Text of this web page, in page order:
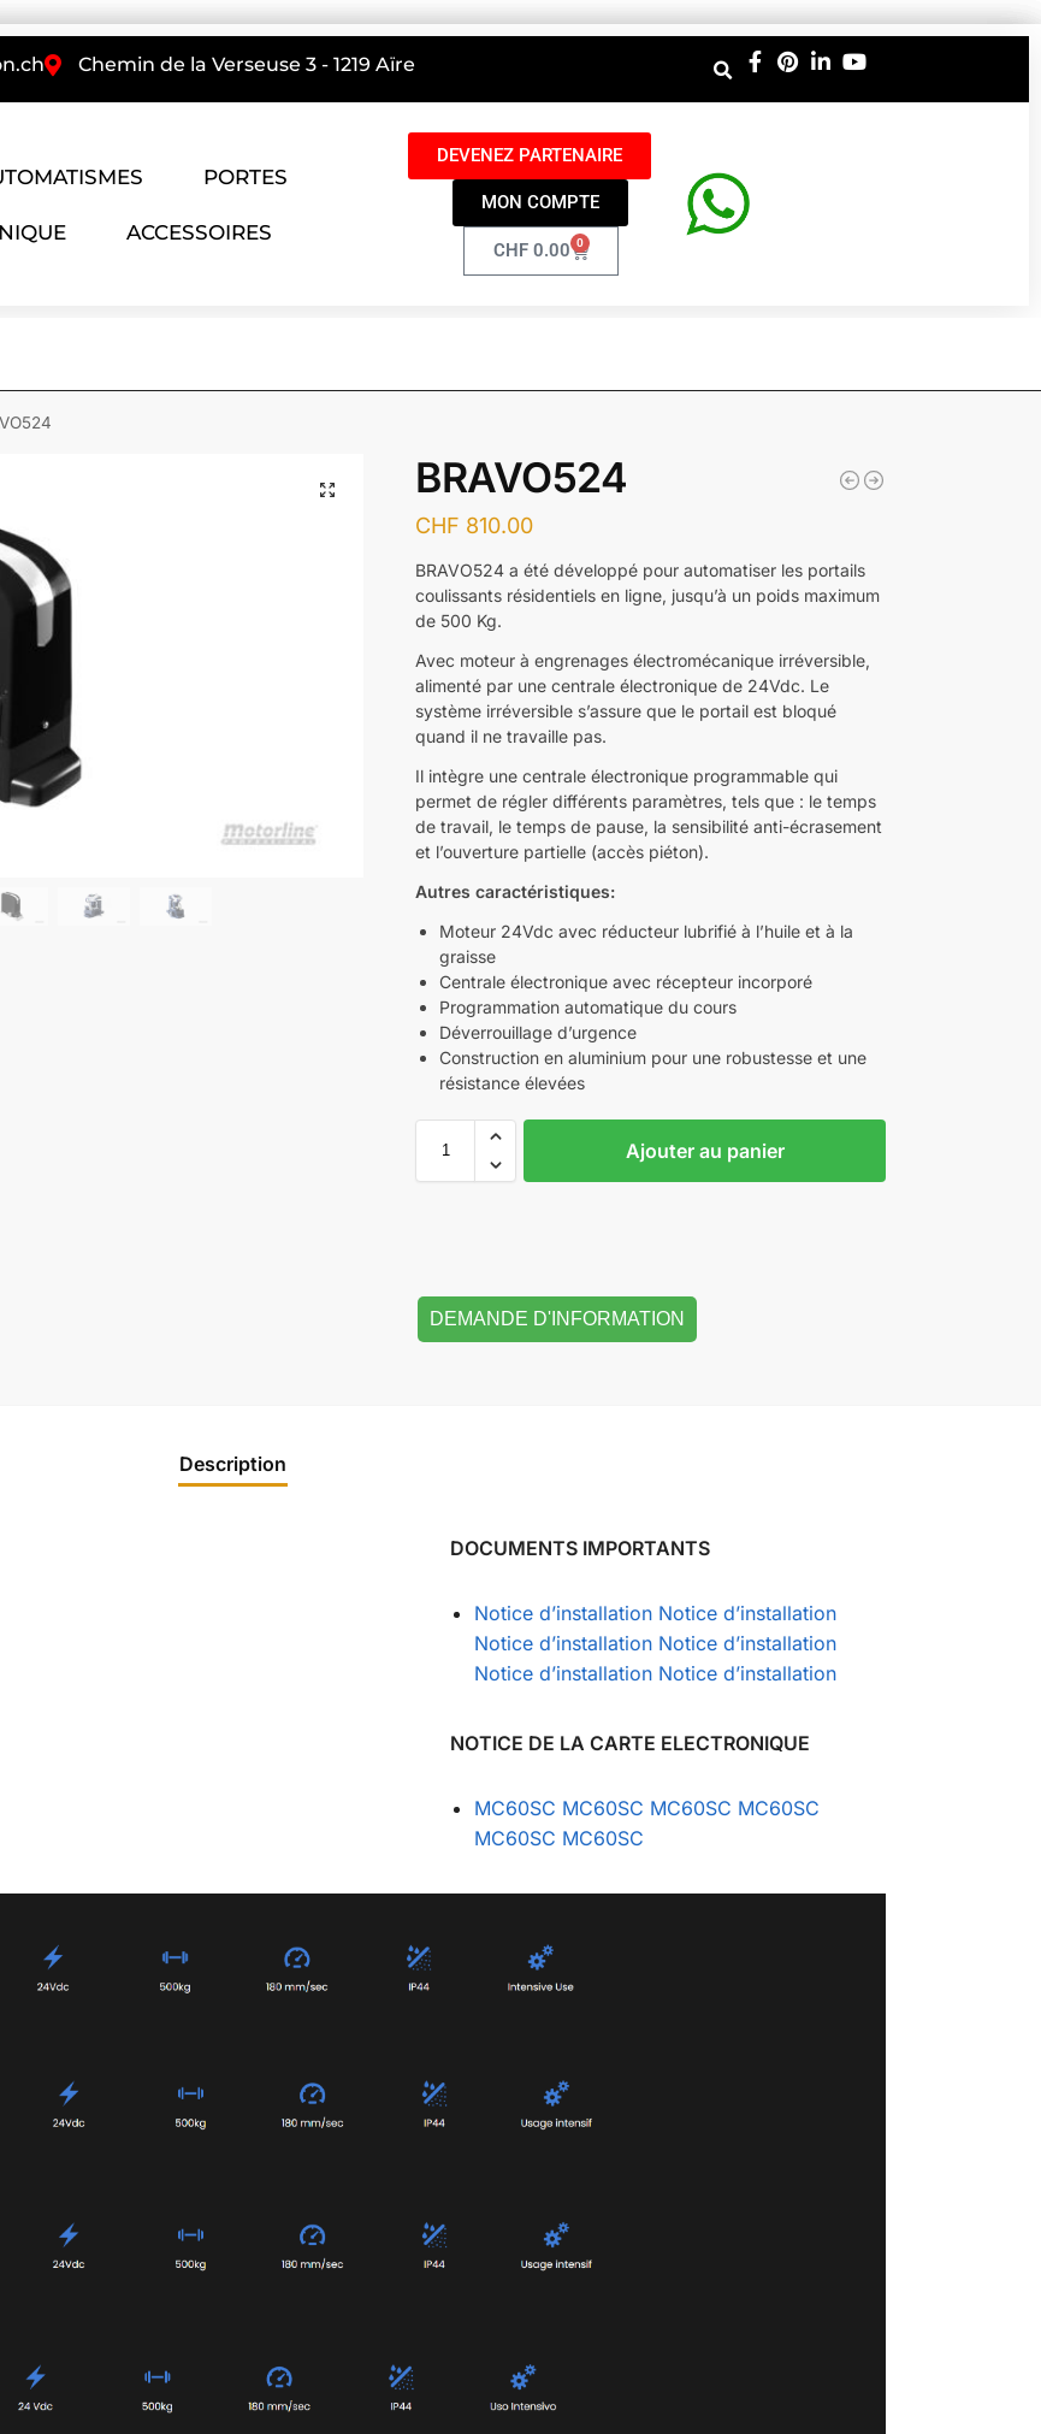
Chemin de la Verseuse 3 - 1219 Aïre
PORTES
ACCESSOIRES
DEVENEZ PARTENAIRE
MON COMPTE
CHF0.00 0
BRAVO524
CHF 810.00
BRAVO524 a été développé pour automatiser les portails
coulissants résidentiels en ligne, jusqu’à un poids maximum
de 500 Kg.
Avec moteur à engrenages électromécanique irréversible,
alimenté par une centrale électronique de 24Vdc. Le
système irréversible s’assure que le portail est bloqué
quand il ne travaille pas.
Il intègre une centrale électronique programmable qui
permet de régler différents paramètres, tels que : le temps
de travail, le temps de pause, la sensibilité anti-écrasement
et l’ouverture partielle (accès piéton).
Autres caractéristiques:
Moteur 24Vdc avec réducteur lubrifié à l’huile et à la
graisse
Centrale électronique avec récepteur incorporé
Programmation automatique du cours
Déverrouillage d’urgence
Construction en aluminium pour une robustesse et une
résistance élevées
Ajouter au panier
DEMANDE D'INFORMATION
Description
DOCUMENTS IMPORTANTS
Notice d’installation Notice d’installation
Notice d’installation Notice d’installation
Notice d’installation Notice d’installation
NOTICE DE LA CARTE ELECTRONIQUE
MC60SC MC60SC MC60SC MC60SC
MC60SC MC60SC